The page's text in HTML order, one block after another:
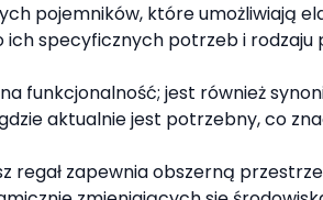
pojemników, które umożliwiają
specyficznych potrzeb i
funkcjonalność; jest również
aktualnie jest potrzebny, co
regał zapewnia obszerną